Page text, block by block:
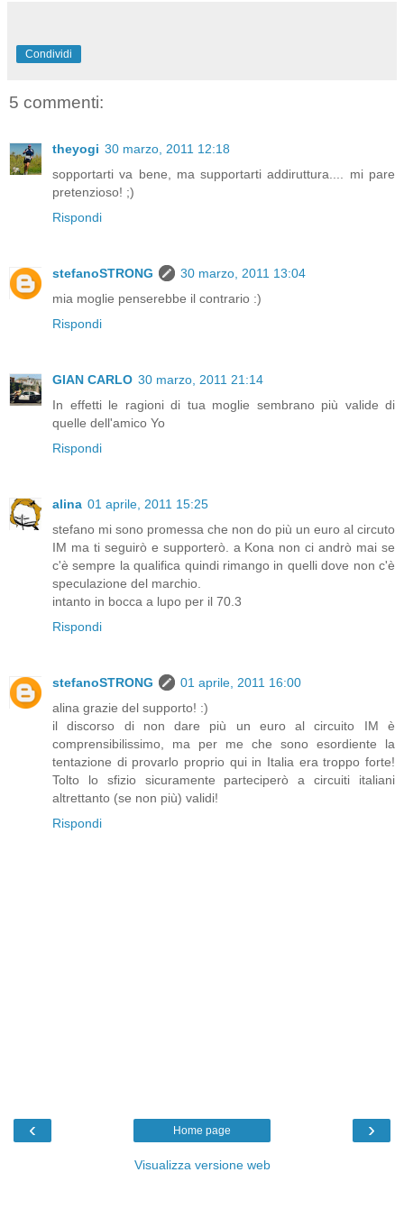
Condividi
5 commenti:
theyogi 30 marzo, 2011 12:18
sopportarti va bene, ma supportarti addiruttura.... mi pare
pretenzioso! ;)
Rispondi
stefanoSTRONG
30 marzo, 2011 13:04
mia moglie penserebbe il contrario :)
Rispondi
GIAN CARLO 30 marzo, 2011 21:14
In effetti le ragioni di tua moglie sembrano più valide di
quelle dell'amico Yo
Rispondi
alina 01 aprile, 2011 15:25
stefano mi sono promessa che non do più un euro al circuto
IM ma ti seguirò e supporterò. a Kona non ci andrò mai se
c'è sempre la qualifica quindi rimango in quelli dove non c'è
speculazione del marchio.
intanto in bocca a lupo per il 70.3
Rispondi
stefanoSTRONG
01 aprile, 2011 16:00
alina grazie del supporto! :)
il discorso di non dare più un euro al circuito IM è
comprensibilissimo, ma per me che sono esordiente la
tentazione di provarlo proprio qui in Italia era troppo forte!
Tolto lo sfizio sicuramente parteciperò a circuiti italiani
altrettanto (se non più) validi!
Rispondi
‹ ›
Home page
Visualizza versione web